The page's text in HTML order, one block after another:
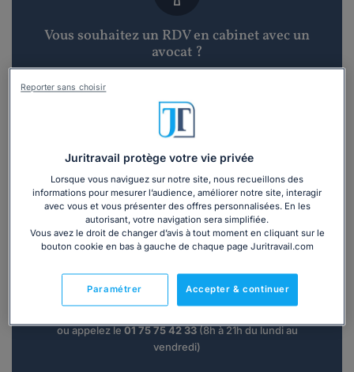
Vous souhaitez un RDV en cabinet avec un
avocat ?
Recevoir des devis d'avocats
3 devis en 48h
Vous souhaitez une consultation par
téléphone ?
Consulter immédiatement
ou appelez le01 75 75 42 33(8h à 21h du lundi au
vendredi)
Juritravail protège votre vie privée
Lorsque vous naviguez sur notre site, nous recueillons des
informations pour mesurer l’audience, améliorer notre site, interagir
avec vous et vous présenter des offres personnalisées. En les
autorisant, votre navigation sera simplifiée.
Vous avez le droit de changer d’avis à tout moment en cliquant sur le
bouton cookie en bas à gauche de chaque page Juritravail.com
Accepter & continuer
Paramétrer
Reporter sans choisir